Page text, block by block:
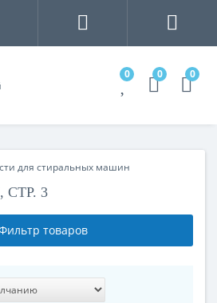
0 0 0
для стиральных машин
3
товаров